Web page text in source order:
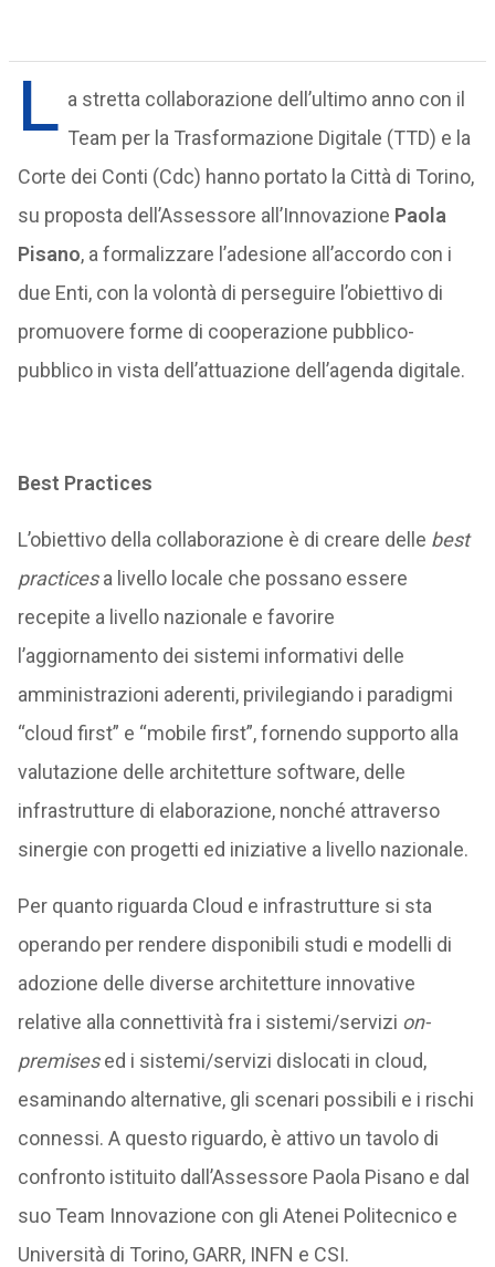
L a stretta collaborazione dell’ultimo anno con il
Team per la Trasformazione Digitale (TTD) e la
Corte dei Conti (Cdc) hanno portato la Città di Torino,
su proposta dell’Assessore all’Innovazione Paola
Pisano, a formalizzare l’adesione all’accordo con i
due Enti, con la volontà di perseguire l’obiettivo di
promuovere forme di cooperazione pubblico-
pubblico in vista dell’attuazione dell’agenda digitale.
Best Practices
L’obiettivo della collaborazione è di creare delle best
practicesa livello locale che possano essere
recepite a livello nazionale e favorire
l’aggiornamento dei sistemi informativi delle
amministrazioni aderenti, privilegiando i paradigmi
“cloud first” e “mobile first”, fornendo supporto alla
valutazione delle architetture software, delle
infrastrutture di elaborazione, nonché attraverso
sinergie con progetti ed iniziative a livello nazionale.
Per quanto riguarda Cloud e infrastrutture si sta
operando per rendere disponibili studi e modelli di
adozione delle diverse architetture innovative
relative alla connettività fra i sistemi/servizi on-
premisesed i sistemi/servizi dislocati in cloud,
esaminando alternative, gli scenari possibili e i rischi
connessi. A questo riguardo, è attivo un tavolo di
confronto istituito dall’Assessore Paola Pisano e dal
suo Team Innovazione con gli Atenei Politecnico e
Università di Torino, GARR, INFN e CSI.